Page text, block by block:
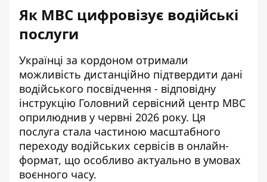
Як МВС цифровізує водійські
послуги
Українці за кордоном отримали
можливість дистанційно підтвердити дані
водійського посвідчення - відповідну
інструкцію Головний сервісний центр МВС
оприлюднив у червні 2026 року. Ця
послуга стала частиною масштабного
переходу водійських сервісів в онлайн-
формат, що особливо актуально в умовах
воєнного часу.